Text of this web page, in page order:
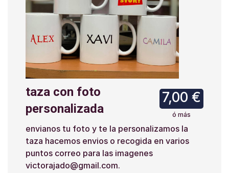
7,00 €
ó más
taza con foto
personalizada
envianos tu foto y te la personalizamos la
taza hacemos envios o recogida en varios
puntos correo para las imagenes
victorajado@gmail.com.